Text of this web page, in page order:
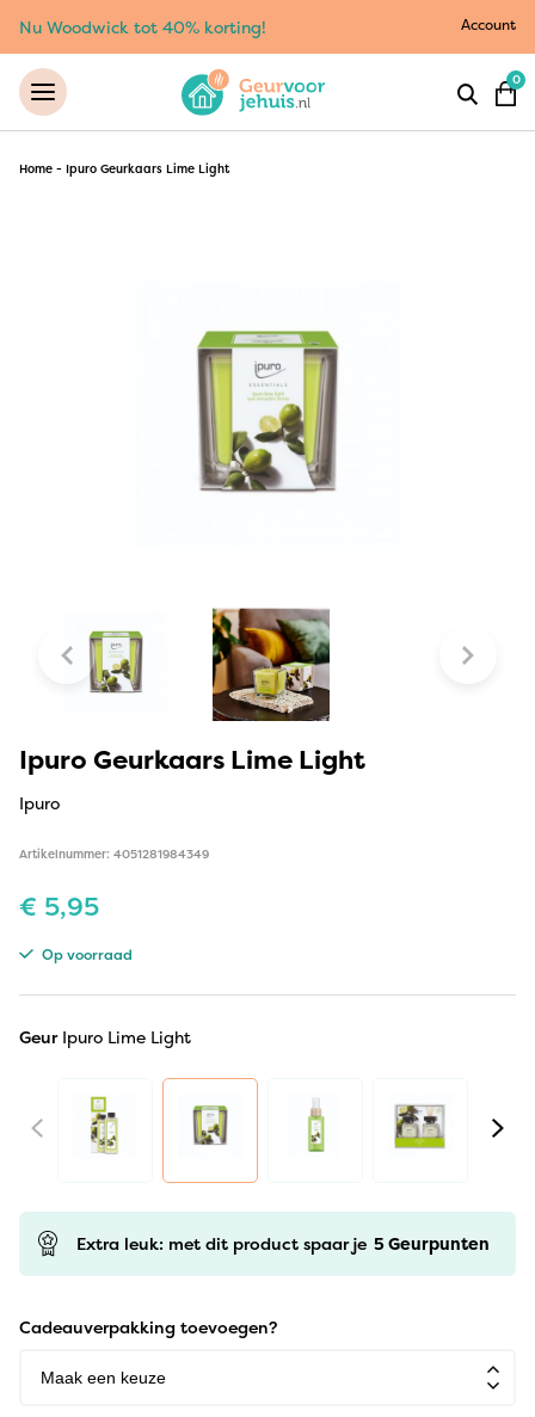
Nu Woodwick tot 40% korting! Account
0
Home - Ipuro Geurkaars Lime Light
Ipuro Geurkaars Lime Light
Ipuro
Artikelnummer: 4051281984349
€ 5,95
Op voorraad
Geur Ipuro Lime Light
Extra leuk: met dit product spaar je 5Geurpunten
Cadeauverpakking toevoegen?